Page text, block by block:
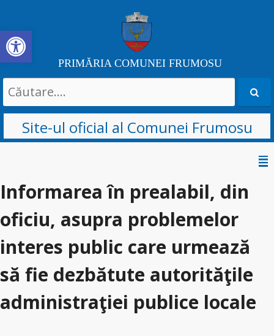
Deschide bara de unelte
PRIMĂRIA COMUNEI FRUMOSU
Search
for:
Site-ul oficial al Comunei Frumosu
conținut
Informarea în prealabil, din
oficiu, asupra problemelor
interes public care urmează
să fie dezbătute autorităţile
administraţiei publice locale